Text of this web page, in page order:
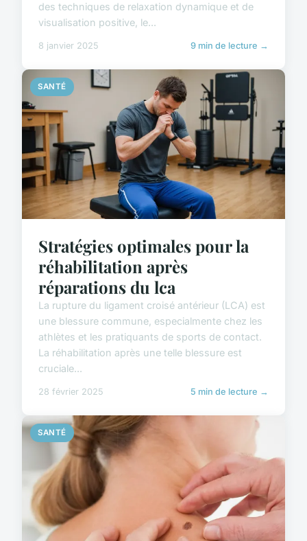
des techniques de relaxation dynamique et de
visualisation positive, le...
8 janvier 2025 9 min de lecture →
SANTÉ
Stratégies optimales pour la
réhabilitation après
réparations du lca
La rupture du ligament croisé antérieur (LCA) est
une blessure commune, especialmente chez les
athlètes et les pratiquants de sports de contact.
La réhabilitation après une telle blessure est
cruciale...
28 février 2025 5 min de lecture →
SANTÉ